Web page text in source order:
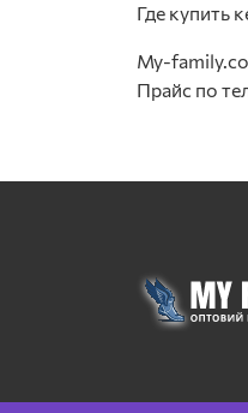
Где купить
My-
Прайс по